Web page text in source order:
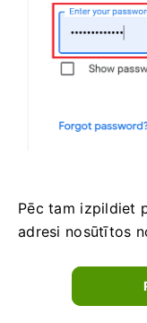
Pēc tam izpildiet
adresi nosūtītos